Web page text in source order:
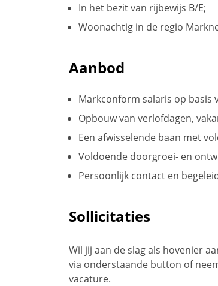
In het bezit van rijbewijs B/E;
Woonachtig in de regio
Aanbod
Markconform salaris op basis
Opbouw van verlofdagen,
Een afwisselende baan met
Voldoende doorgroei- en
Persoonlijk contact en
Sollicitaties
Wil jij aan de slag als hovenier
via onderstaande button of
vacature.